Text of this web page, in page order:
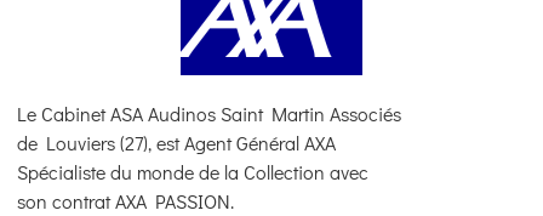
Le Cabinet ASA Audinos Saint Martin Associés
de Louviers (27), est Agent Général AXA
Spécialiste du monde de la Collection avec
son contrat AXA PASSION.